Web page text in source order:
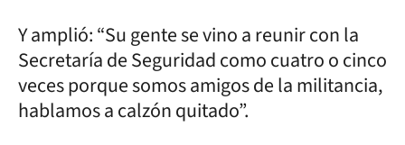
Y amplió: “Su gente se vino a reunir con la
Secretaría de Seguridad como cuatro o cinco
veces porque somos amigos de la militancia,
hablamos a calzón quitado”.